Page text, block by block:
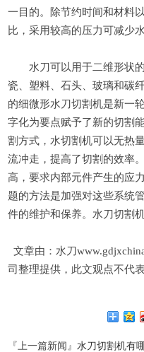
一目的。除节约时间和材料
比，采用较高的压力可减少
水刀可以用于二维形状的
瓷、塑料、石头、玻璃和碳
的细微形水刀切割机是新一
字化为要点赋予了新的切割
割方式，水切割机可以无热
流冲走，提高了切割的效率
高，要求内部元件产生的应
题的方法是加强对这些系统
件的维护和保养。水刀切割
文章由：水刀
司整理提供，此文观点不代
『上一篇新闻』水刀切割机有